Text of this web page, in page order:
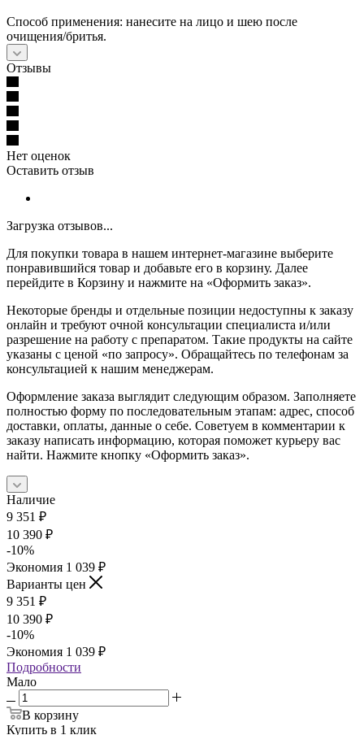
Способ применения: нанесите на лицо и шею после
очищения/бритья.
Отзывы
Нет оценок
Оставить отзыв
Загрузка отзывов...
Для покупки товара в нашем интернет-магазине выберите
понравившийся товар и добавьте его в корзину. Далее
перейдите в Корзину и нажмите на «Оформить заказ».
Некоторые бренды и отдельные позиции недоступны к заказу
онлайн и требуют очной консультации специалиста и/или
разрешение на работу с препаратом. Такие продукты на сайте
указаны с ценой «по запросу». Обращайтесь по телефонам за
консультацией к нашим менеджерам.
Оформление заказа выглядит следующим образом. Заполняете
полностью форму по последовательным этапам: адрес, способ
доставки, оплаты, данные о себе. Советуем в комментарии к
заказу написать информацию, которая поможет курьеру вас
найти. Нажмите кнопку «Оформить заказ».
Наличие
9 351 ₽
10 390 ₽
-10%
Экономия 1 039 ₽
Варианты цен
9 351 ₽
10 390 ₽
-10%
Экономия 1 039 ₽
Подробности
Мало
В корзину
Купить в 1 клик